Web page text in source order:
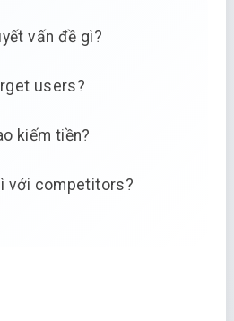
vấn đề gì?
users?
kiếm tiền?
với competitors?